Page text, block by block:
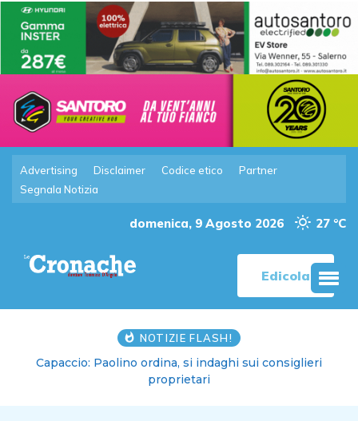
Advertising Disclaimer Codice etico
Partner
Segnala Notizia
domenica, 9 Agosto 2026 27 °C
Edicola
NOTIZIE FLASH!
Capaccio: Paolino ordina, si indaghi sui consiglieri
proprietari